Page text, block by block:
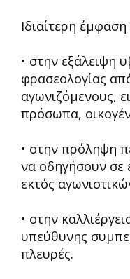
Ιδιαίτερη έμφαση
• στην εξάλειψη
φρασεολογίας
αγωνιζόμενους,
πρόσωπα,
• στην πρόληψη
να οδηγήσουν σε
εκτός
• στην
υπεύθυνης
πλευρές.